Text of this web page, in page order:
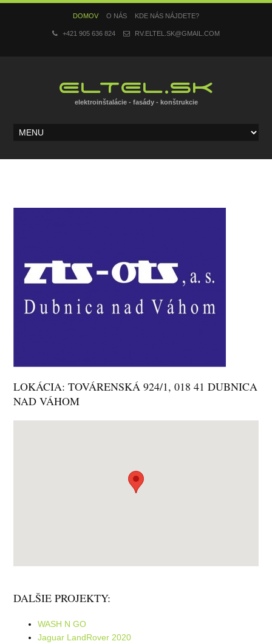
DOMOV O NÁS KDE NÁS NÁJDETE?
+421 905 636 824 RV.ELTEL.SK@GMAIL.COM
ELTEL.SK
elektroinštalácie - fasády - konštrukcie
LOKÁCIA: TOVÁRENSKÁ 924/1, 018 41 DUBNICA
NAD VÁHOM
DALŠIE PROJEKTY:
WASH N GO
Jaguar LandRover 2020